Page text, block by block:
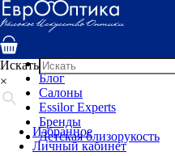
Услуги
Специалисты
Детская оптика
Блог
Салоны
Essilor Experts
Бренды
Детская близорукость
Искать
×
Избранное
Личный кабинет